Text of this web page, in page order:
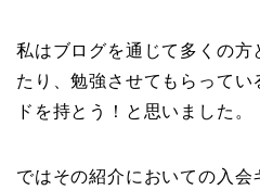
私はブログを通じて多くの方
たり、勉強させてもらってい
ドを持とう！と思いました。
ではその紹介においての入会